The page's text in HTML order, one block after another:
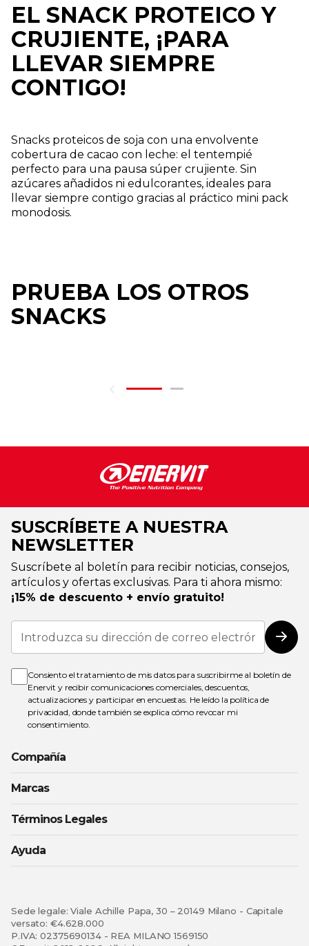
EL SNACK PROTEICO Y
CRUJIENTE, ¡PARA
LLEVAR SIEMPRE
CONTIGO!
Snacks proteicos de soja con una envolvente
cobertura de cacao con leche: el tentempié
perfecto para una pausa súper crujiente. Sin
azúcares añadidos ni edulcorantes, ideales para
llevar siempre contigo gracias al práctico mini pack
monodosis.
PRUEBA LOS OTROS
SNACKS
SUSCRÍBETE A NUESTRA
NEWSLETTER
Suscríbete al boletín para recibir noticias, consejos,
artículos y ofertas exclusivas. Para ti ahora mismo:
¡15% de descuento + envío gratuito!
Inscríbase
nuestro
de
noticias:
Consiento el tratamiento de mis datos para suscribirme al boletín de
Enervit y recibir comunicaciones comerciales, descuentos,
actualizaciones y participar en encuestas. He leído la política de
privacidad, donde también se explica cómo revocar mi
consentimiento.
Compañía
Marcas
Términos Legales
Ayuda
Sede legale: Viale Achille Papa, 30 – 20149 Milano - Capitale
versato: €4.628.000
P.IVA: 02375690134 - REA MILANO 1569150